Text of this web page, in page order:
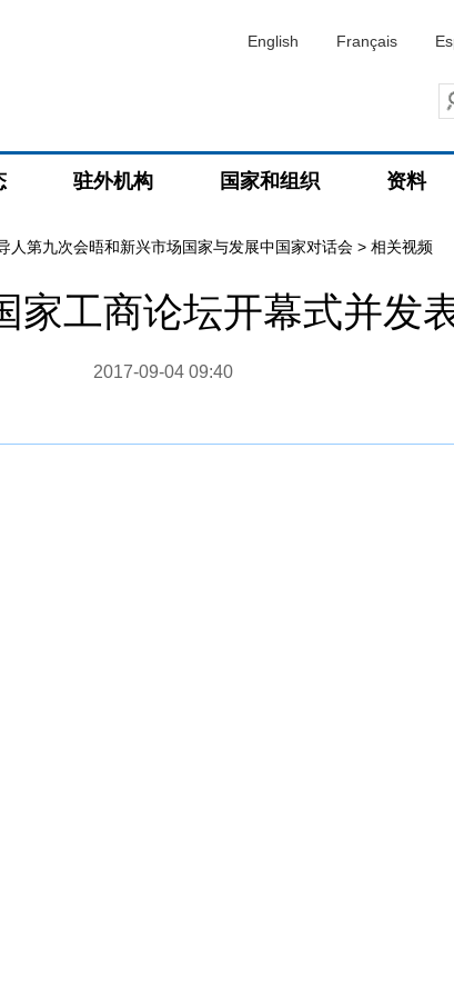
English Français
驻外机构 国家和组织 资料
人第九次会晤和新兴市场国家与发展中国家对话会 > 相关视频
家工商论坛开幕式并发
2017-09-04 09:40